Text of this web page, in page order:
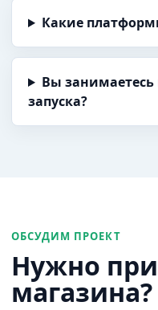
Какие
Вы
запуска?
ОБСУДИМ ПРОЕКТ
Нужно
магазина?